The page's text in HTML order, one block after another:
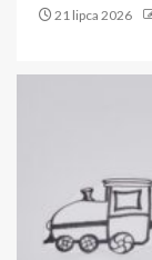
21 lipca 2026